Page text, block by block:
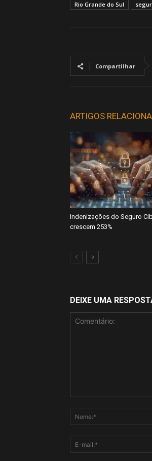
Rio Grande do Sul
Compartilhar
ARTIGOS
Indenizações do Seguro
crescem 253%
DEIXE UMA